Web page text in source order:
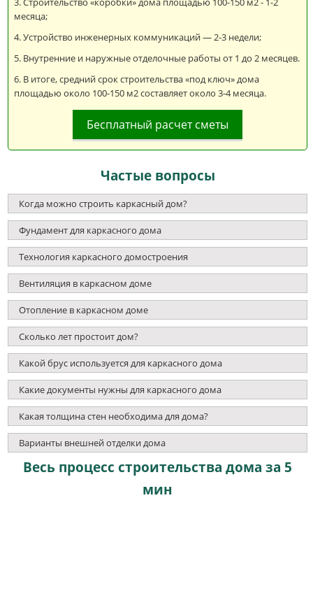
месяца;
Устройство инженерных коммуникаций — 2-3 недели;
Внутренние и наружные отделочные работы от 1 до 2 месяцев.
В итоге, средний срок строительства «под ключ» дома
площадью около 100-150 м2 составляет около 3-4 месяца.
Бесплатный расчет сметы
Частые вопросы
Когда можно строить каркасный дом?
Фундамент для каркасного дома
Технология каркасного домостроения
Вентиляция в каркасном доме
Отопление в каркасном доме
Сколько лет простоит дом?
Какой брус используется для каркасного дома
Какие документы нужны для каркасного дома
Какая толщина стен необходима для дома?
Варианты внешней отделки дома
Весь процесс строительства дома за 5
мин